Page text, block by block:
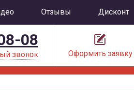
Отзывы Дисконт
08
звонок Оформить заявку